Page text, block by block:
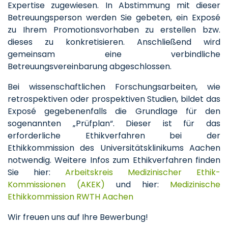
Expertise zugewiesen. In Abstimmung mit dieser
Betreuungsperson werden Sie gebeten, ein Exposé
zu Ihrem Promotionsvorhaben zu erstellen bzw.
dieses zu konkretisieren. Anschließend wird
gemeinsam eine verbindliche
Betreuungsvereinbarung abgeschlossen.
Bei wissenschaftlichen Forschungsarbeiten, wie
retrospektiven oder prospektiven Studien, bildet das
Exposé gegebenenfalls die Grundlage für den
sogenannten „Prüfplan“. Dieser ist für das
erforderliche Ethikverfahren bei der
Ethikkommission des Universitätsklinikums Aachen
notwendig. Weitere Infos zum Ethikverfahren finden
Sie hier: Arbeitskreis Medizinischer Ethik-
Kommissionen (AKEK) und hier: Medizinische
Ethikkommission RWTH Aachen
Wir freuen uns auf Ihre Bewerbung!